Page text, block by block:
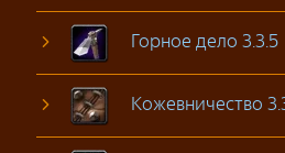
Горное дело 3.3.5
Кожевничество